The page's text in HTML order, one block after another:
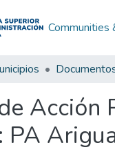
Communities
Acción
PA